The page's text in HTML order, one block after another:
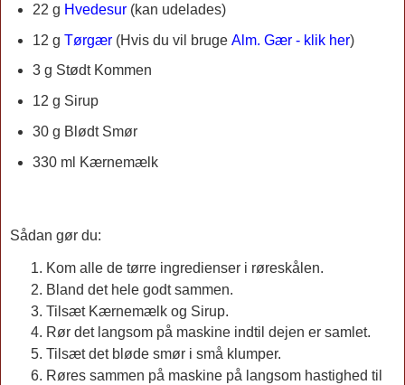
22 g Hvedesur(kan udelades)
12 g Tørgær (Hvis du vil bruge Alm. Gær - klik her)
3 g Stødt Kommen
12 g Sirup
30 g Blødt Smør
330 ml Kærnemælk
Sådan gør du:
Kom alle de tørre ingredienser i røreskålen.
Bland det hele godt sammen.
Tilsæt Kærnemælk og Sirup.
Rør det langsom på maskine indtil dejen er samlet.
Tilsæt det bløde smør i små klumper.
Røres sammen på maskine på langsom hastighed til